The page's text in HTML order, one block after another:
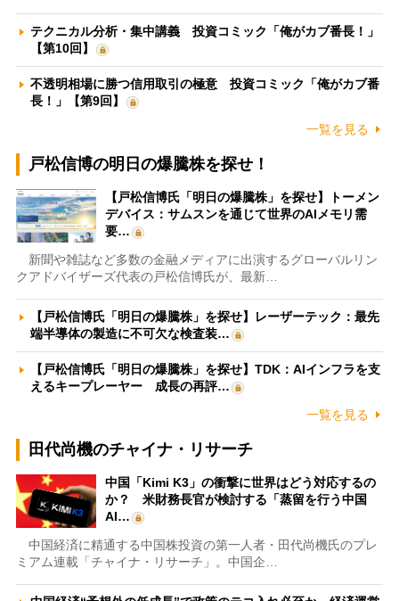
テクニカル分析・集中講義 投資コミック「俺がカブ番長！」
【第10回】
不透明相場に勝つ信用取引の極意 投資コミック「俺がカブ番
長！」【第9回】
一覧を見る
戸松信博の明日の爆騰株を探せ！
【戸松信博氏「明日の爆騰株」を探せ】トーメン
デバイス：サムスンを通じて世界のAIメモリ需
要…
新聞や雑誌など多数の金融メディアに出演するグローバルリン
クアドバイザーズ代表の戸松信博氏が、最新…
【戸松信博氏「明日の爆騰株」を探せ】レーザーテック：最先
端半導体の製造に不可欠な検査装…
【戸松信博氏「明日の爆騰株」を探せ】TDK：AIインフラを支
えるキープレーヤー 成長の再評…
一覧を見る
田代尚機のチャイナ・リサーチ
中国「Kimi K3」の衝撃に世界はどう対応するの
か？ 米財務長官が検討する「蒸留を行う中国
AI…
中国経済に精通する中国株投資の第一人者・田代尚機氏のプレ
ミアム連載「チャイナ・リサーチ」。中国企…